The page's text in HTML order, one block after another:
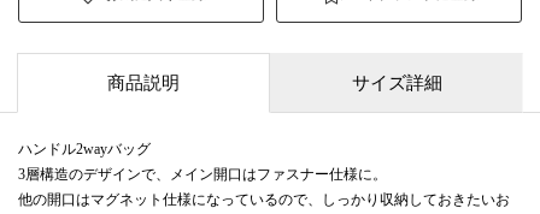
商品説明 サイズ詳細
ハンドル2wayバッグ
3層構造のデザインで、メイン開口はファスナー仕様に。
他の開口はマグネット仕様になっているので、しっかり収納しておきたいお